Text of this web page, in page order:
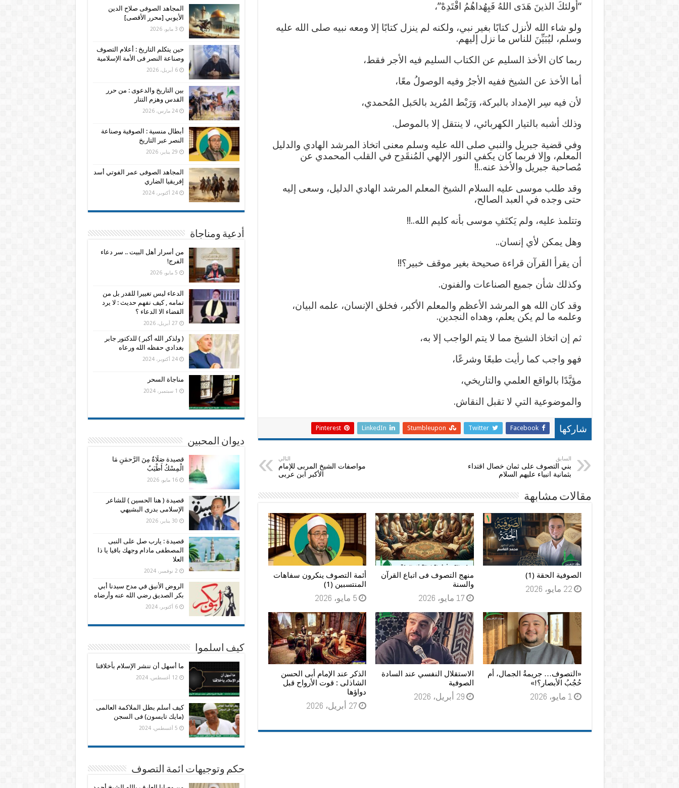
“أولئكَ الذينَ هَدَى اللهُ فَبِهُداهُمُ اقْتَدِهْ”،
ولو شاء الله لأنزل كتابًا بغير نبي، ولكنه لم ينزل كتابًا إلا ومعه نبيه صلى الله عليه
وسلم، ليُبَيِّنَ للناس ما نزل إليهم.
ربما كان الأخذ السليم عن الكتاب السليم فيه الأجر فقط،
أما الأخذ عن الشيخ ففيه الأجرُ وفيه الوصولُ معًا،
لأن فيه سِر الإمداد بالبركة، وَرَبْط المُريد بالحَبل المُحمدي،
وذلك أشبه بالتيار الكهربائي، لا ينتقل إلا بالموصل.
وفي قضية جبريل والنبي صلى الله عليه وسلم معنى اتخاذ المرشد الهادي والدليل
المعلم، وإلا فربما كان يكفي النور الإلهي المُنقَدِح في القلب المحمدي عن
مُصاحبة جبريل والأخذ عنه..!!
وقد طلب موسى عليه السلام الشيخ المعلم المرشد الهادي الدليل، وسعى إليه
حتى وجده في العبد الصالح،
وتتلمذ عليه، ولم يَكتَفِ موسى بأنه كليم الله..!!
وهل يمكن لأي إنسان..
أن يقرأ القرآن قراءة صحيحة بغير موقف خبير؟!!
وكذلك شأن جميع الصناعات والفنون.
وقد كان الله هو المرشد الأعظم والمعلم الأكبر، فخلق الإنسان، علمه البيان،
وعلمه ما لم يكن يعلم، وهداه النجدين.
ثم إن اتخاذ الشيخ مما لا يتم الواجب إلا به،
فهو واجب كما رأيت طبعًا وشرعًا،
مؤيَّدًا بالواقع العلمي والتاريخي،
والموضوعية التي لا تقبل النقاش.
شاركها Facebook
Twitter
Stumbleupon
LinkedIn
Pinterest
السابق
بني التصوف على ثمان خصال اقتداء
بثمانية انبياء عليهم السلام
التالي
مواصفات الشيخ المربى للإمام
الأكبر ابن عربى
مقالات مشابهة
الصوفية الحقة (1)
22 مايو، 2026
منهج التصوف فى اتباع القرآن
والسنة
17 مايو، 2026
أئمة التصوف ينكرون سفاهات
المنتسبين (1)
5 مايو، 2026
«التصوف… جريمةُ الجمال، أم
حُجُبُ الأبصار؟!»
1 مايو، 2026
الاستقلال النفسي عند السادة
الصوفية
29 أبريل، 2026
الذكر عند الإمام أبى الحسن
الشاذلى : قوت الأرواح قبل
دواؤها
27 أبريل، 2026
المجاهد الصوفى صلاح الدين
الأيوبي [محرر الأقصى]
3 مايو، 2026
حين يتكلم التاريخ : أعلام التصوف
وصناعة النصر فى الأمة الإسلامية
6 أبريل، 2026
بين التاريخ والدعوى : من حرر
القدس وهزم التتار
24 مارس، 2026
أبطال منسية : الصوفية وصناعة
النصر عبر التاريخ
29 يناير، 2026
المجاهد الصوفى عمر الفوتي أسد
إفريقيا الضاري
24 أكتوبر، 2024
أدعية ومناجاة
من أسرار أهل البيت .. سر دعاء
الفرج!
5 مايو، 2026
الدعاء ليس تغييرا للقدر بل من
تمامه , كيف نفهم حديث : لا يرد
القضاء الا الدعاء ؟
27 أبريل، 2026
( ولذكر الله أكبر ) للدكتور جابر
بغدادي حفظه الله ورعاه
24 أكتوبر، 2024
مناجاة السحر
1 سبتمبر، 2024
ديوان المحبين
قصيدة صَلَاةٌ مِنَ الرَّحمَنِ مَا
الْمِسْكُ أَطْيَبُ
16 مايو، 2026
قصيدة ( هنا الحسين ) للشاعر
الإسلامى بدرى البشيهي
30 يناير، 2026
قصيدة : يارب صل على النبى
المصطفى مادام وجهك باقيا يا ذا
العلا
2 نوفمبر، 2024
الروض الأنيق في مدح سيدنا أبي
بكر الصديق رضي الله عنه وأرضاه
6 أكتوبر، 2024
كيف اسلموا
ما أسهل أن ننشر الإسلام بأخلاقنا
12 أغسطس، 2024
كيف أسلم بطل الملاكمة العالمى
(مايك تايسون) فى السجن
5 أغسطس، 2024
حكم وتوجيهات ائمة التصوف